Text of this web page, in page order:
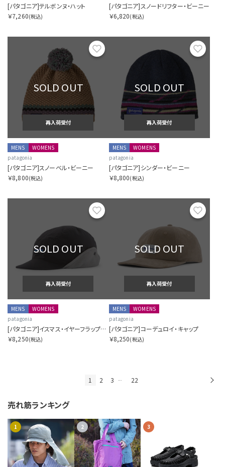
[パタゴニア]テルボンヌ・ハット
￥7,260(税込)
[パタゴニア]スノードリフター・ビーニー
￥6,820(税込)
お気に入り
SOLD OUT
再入荷受付
MENS
WOMENS
patagonia
[パタゴニア]スノーベル・ビーニー
￥8,800(税込)
SOLD OUT
再入荷受付
MENS
WOMENS
patagonia
[パタゴニア]シンダー・ビーニー
￥8,800(税込)
お気に入り
SOLD OUT
再入荷受付
MENS
WOMENS
patagonia
[パタゴニア]イスマス・イヤーフラップ・キャップ
￥8,250(税込)
SOLD OUT
再入荷受付
MENS
WOMENS
patagonia
[パタゴニア]コーデュロイ・キャップ
￥8,250(税込)
1 2 3 … 22
売れ筋ランキング
1 2 3